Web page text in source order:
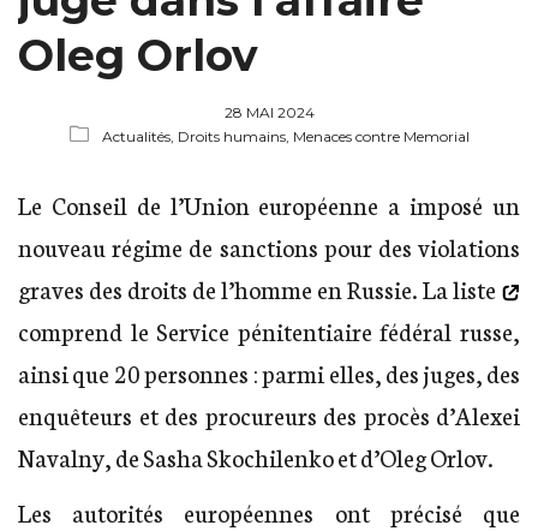
Oleg Orlov
28 MAI 2024
Actualités, Droits humains, Menaces contre Memorial
Le Conseil de l’Union européenne a imposé un
nouveau régime de sanctions pour des violations
graves des droits de l’homme en Russie.La liste
comprend le Service pénitentiaire fédéral russe,
ainsi que 20 personnes : parmi elles, des juges, des
enquêteurs et des procureurs des procès d’Alexei
Navalny, de Sasha Skochilenko et d’Oleg Orlov.
Les autorités européennes ont précisé que